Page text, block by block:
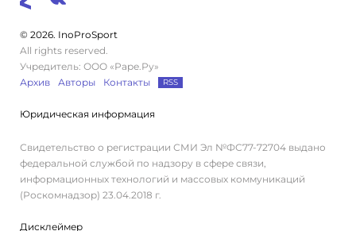
© 2026. InoProSport
All rights reserved.
Учредитель: ООО «Раре.Ру»
Архив
Авторы Контакты RSS
Юридическая информация
Свидетельство о регистрации СМИ Эл №ФС77-72704 выдано
федеральной службой по надзору в сфере связи,
информационных технологий и массовых коммуникаций
(Роскомнадзор) 23.04.2018 г.
Дисклеймер